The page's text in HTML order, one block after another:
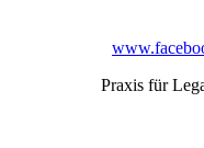
Praxis für